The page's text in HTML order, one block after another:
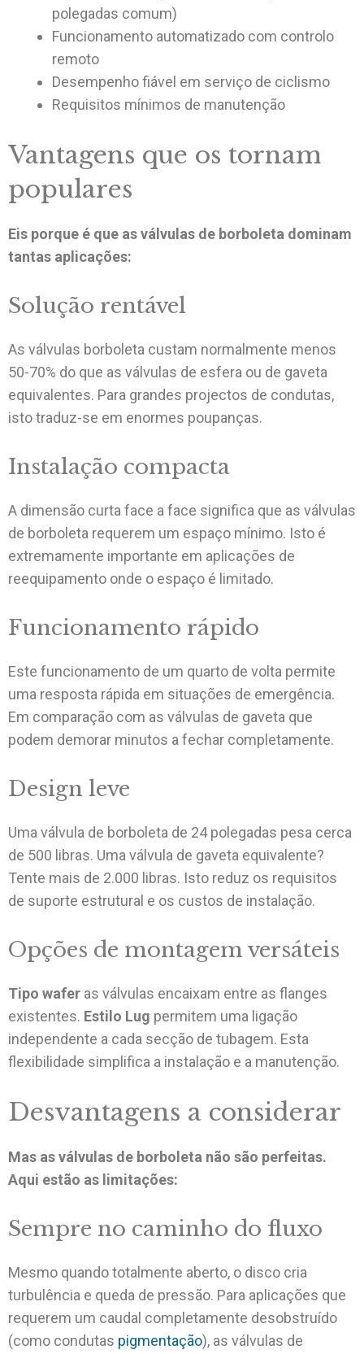
polegadas comum)
Funcionamento automatizado com controlo
remoto
Desempenho fiável em serviço de ciclismo
Requisitos mínimos de manutenção
Vantagens que os tornam
populares
Eis porque é que as válvulas de borboleta dominam
tantas aplicações:
Solução rentável
As válvulas borboleta custam normalmente menos
50-70% do que as válvulas de esfera ou de gaveta
equivalentes. Para grandes projectos de condutas,
isto traduz-se em enormes poupanças.
Instalação compacta
A dimensão curta face a face significa que as válvulas
de borboleta requerem um espaço mínimo. Isto é
extremamente importante em aplicações de
reequipamento onde o espaço é limitado.
Funcionamento rápido
Este funcionamento de um quarto de volta permite
uma resposta rápida em situações de emergência.
Em comparação com as válvulas de gaveta que
podem demorar minutos a fechar completamente.
Design leve
Uma válvula de borboleta de 24 polegadas pesa cerca
de 500 libras. Uma válvula de gaveta equivalente?
Tente mais de 2.000 libras. Isto reduz os requisitos
de suporte estrutural e os custos de instalação.
Opções de montagem versáteis
Tipo wafer as válvulas encaixam entre as flanges
existentes. Estilo Lug permitem uma ligação
independente a cada secção de tubagem. Esta
flexibilidade simplifica a instalação e a manutenção.
Desvantagens a considerar
Mas as válvulas de borboleta não são perfeitas.
Aqui estão as limitações:
Sempre no caminho do fluxo
Mesmo quando totalmente aberto, o disco cria
turbulência e queda de pressão. Para aplicações que
requerem um caudal completamente desobstruído
(como condutas pigmentação), as válvulas de